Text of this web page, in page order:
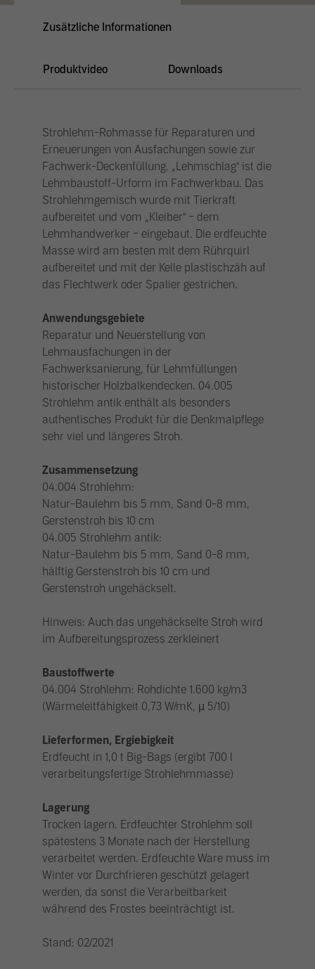
Zusätzliche Informationen
Produktvideo Downloads
Strohlehm-Rohmasse für Reparaturen und
Erneuerungen von Ausfachungen sowie zur
Fachwerk-Deckenfüllung. „Lehmschlag“ ist die
Lehmbaustoff-Urform im Fachwerkbau. Das
Strohlehmgemisch wurde mit Tierkraft
aufbereitet und vom „Kleiber“ – dem
Lehmhandwerker – eingebaut. Die erdfeuchte
Masse wird am besten mit dem Rührquirl
aufbereitet und mit der Kelle plastischzäh auf
das Flechtwerk oder Spalier gestrichen.
Anwendungsgebiete
Reparatur und Neuerstellung von
Lehmausfachungen in der
Fachwerksanierung, für Lehmfüllungen
historischer Holzbalkendecken. 04.005
Strohlehm antik enthält als besonders
authentisches Produkt für die Denkmalpflege
sehr viel und längeres Stroh.
Zusammensetzung
04.004 Strohlehm:
Natur-Baulehm bis 5 mm, Sand 0-8 mm,
Gerstenstroh bis 10 cm
04.005 Strohlehm antik:
Natur-Baulehm bis 5 mm, Sand 0-8 mm,
hälftig Gerstenstroh bis 10 cm und
Gerstenstroh ungehäckselt.
Hinweis: Auch das ungehäckselte Stroh wird
im Aufbereitungsprozess zerkleinert
Baustoffwerte
04.004 Strohlehm: Rohdichte 1.600 kg/m3
(Wärmeleitfähigkeit 0,73 W/mK, µ 5/10)
Lieferformen, Ergiebigkeit
Erdfeucht in 1,0 t Big-Bags (ergibt 700 l
verarbeitungsfertige Strohlehmmasse)
Lagerung
Trocken lagern. Erdfeuchter Strohlehm soll
spätestens 3 Monate nach der Herstellung
verarbeitet werden. Erdfeuchte Ware muss im
Winter vor Durchfrieren geschützt gelagert
werden, da sonst die Verarbeitbarkeit
während des Frostes beeinträchtigt ist.
Stand: 02/2021